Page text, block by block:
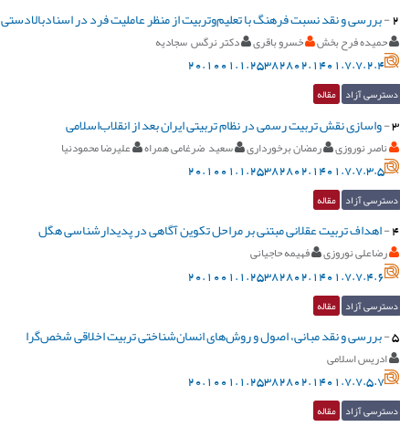
2
-بررسی و نقد نسبت فرهنگ با تعلیم‌وتربیت از منظر عاملیت فرد در اسنادبالادستی
حمیده فرح بخش خسرو باقری دکتر نرگس سجادیه
20.1001.1.25382802.1401.7.7.2.4
دسترسی آزاد مقاله
3
-واسازی نقش تربیت رسمی در نظام تربیتی ایران بعد از انقلاب‌اسلامی
ناصر نوروزی رمضان برخورداری سعید ضرغامی همراه علیرضا محمودنیا
20.1001.1.25382802.1401.7.7.3.5
دسترسی آزاد مقاله
4
-اهداف تربیت عقلانی مبتنی بر مراحل تکوین آگاهی در پدیدارشناسی هگل
رضاعلی نوروزی فهیمه حاجیانی
20.1001.1.25382802.1401.7.7.4.6
دسترسی آزاد مقاله
5
-بررسی و نقد مبانی، اصول و روش‌های انسان‌شناختی تربیت اخلاقی شخص‌گرا
ادریس اسلامی
20.1001.1.25382802.1401.7.7.5.7
دسترسی آزاد مقاله